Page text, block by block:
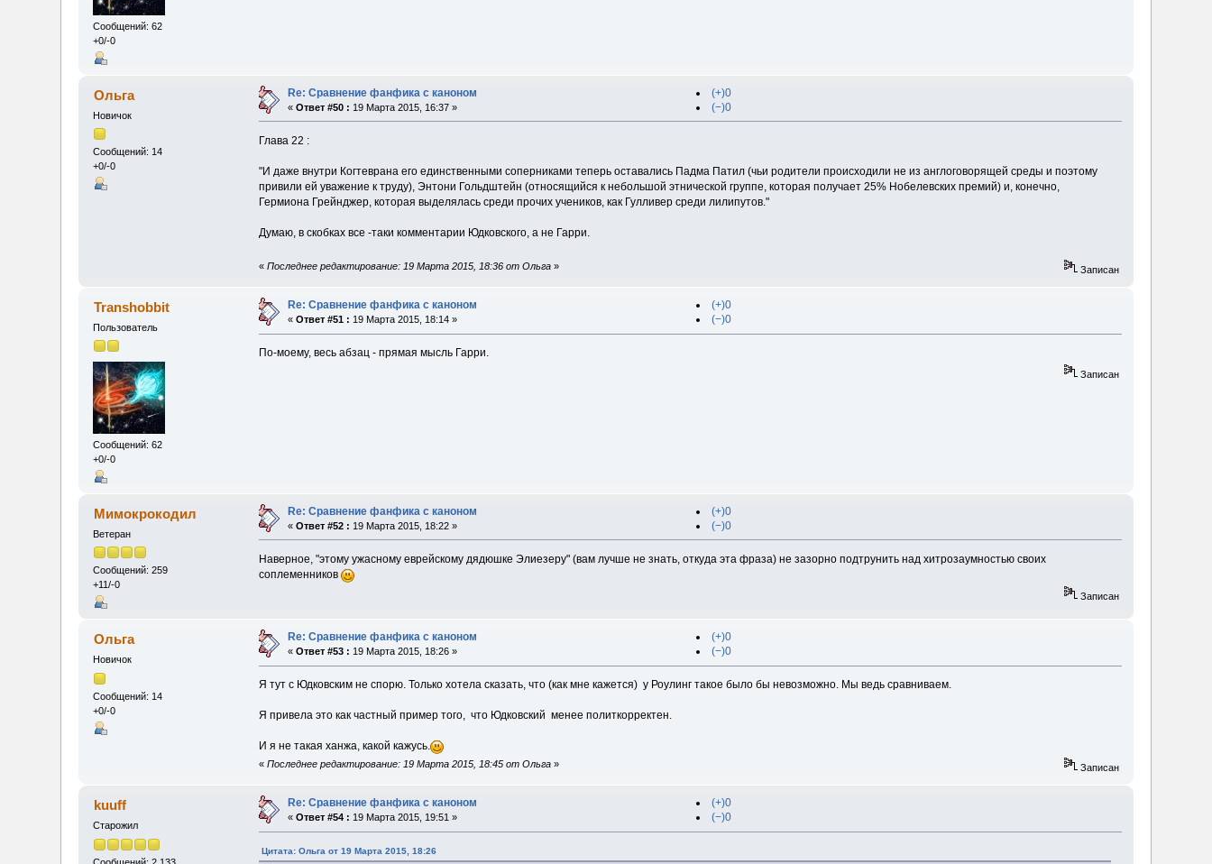
Сообщений: 62
+0/-0
Ольга
Новичок
Сообщений: 14
+0/-0
Re: Сравнение фанфика с каноном
«Ответ #50 : 19 Марта 2015, 16:37 »
(+)0
(−)0
Глава 22 :
"И даже внутри Когтеврана его единственными соперниками теперь оставались Падма Патил (чьи родители происходили не из англоговорящей среды и поэтому
привили ей уважение к труду), Энтони Гольдштейн (относящийся к небольшой этнической группе, которая получает 25% Нобелевских премий) и, конечно,
Гермиона Грейнджер, которая выделялась среди прочих учеников, как Гулливер среди лилипутов."
Думаю, в скобках все -таки комментарии Юдковского, а не Гарри.
« Последнее редактирование: 19 Марта 2015, 18:36 от Ольга» Записан
Transhobbit
Пользователь
Сообщений: 62
+0/-0
Re: Сравнение фанфика с каноном
«Ответ #51 : 19 Марта 2015, 18:14 »
(+)0
(−)0
По-моему, весь абзац - прямая мысль Гарри.
Записан
Мимокрокодил
Ветеран
Сообщений: 259
+11/-0
Re: Сравнение фанфика с каноном
«Ответ #52 : 19 Марта 2015, 18:22 »
(+)0
(−)0
Наверное, "этому ужасному еврейскому дядюшке Элиезеру" (вам лучше не знать, откуда эта фраза) не зазорно подтрунить над хитрозаумностью своих
соплеменников
Записан
Ольга
Новичок
Сообщений: 14
+0/-0
Re: Сравнение фанфика с каноном
«Ответ #53 : 19 Марта 2015, 18:26 »
(+)0
(−)0
Я тут с Юдковским не спорю. Только хотела сказать, что (как мне кажется) у Роулинг такое было бы невозможно. Мы ведь сравниваем.
Я привела это как частный пример того, что Юдковский менее политкорректен.
И я не такая ханжа, какой кажусь.
« Последнее редактирование: 19 Марта 2015, 18:45 от Ольга» Записан
kuuff
Старожил
Re: Сравнение фанфика с каноном
«Ответ #54 : 19 Марта 2015, 19:51 »
(+)0
(−)0
Цитата: Ольга от 19 Марта 2015, 18:26